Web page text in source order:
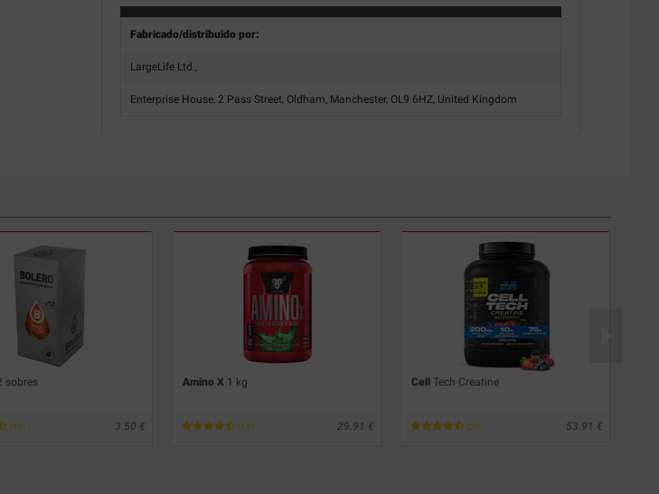
Fabricado/distribuido por:
LargeLife Ltd.,
Enterprise House, 2 Pass Street, Oldham, Manchester, OL9 6HZ, United Kingdom
sobres
(95) 3.50
Amino X 1 kg
(18) 29.91
Cell Tech Creatine
(20) 53.91